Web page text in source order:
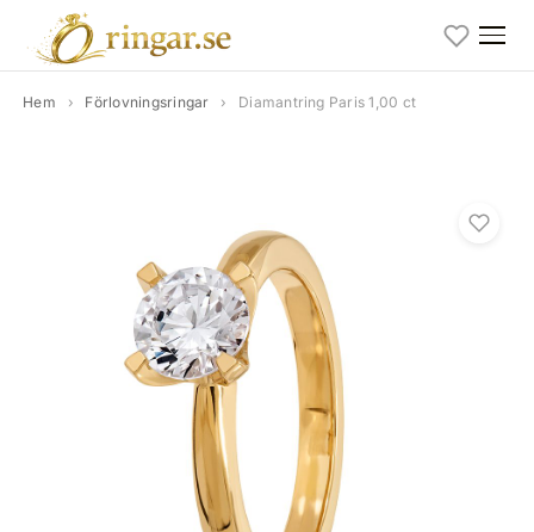
Hem › Förlovningsringar › Diamantring Paris 1,00 ct